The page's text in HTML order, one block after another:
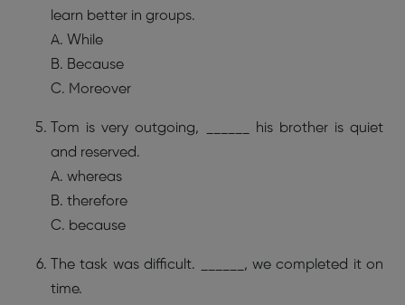
learn better in groups.
A. While
B. Because
C. Moreover
Tom is very outgoing, ______ his brother is quiet
and reserved.
A. whereas
B. therefore
C. because
The task was difficult. ______, we completed it on
time.